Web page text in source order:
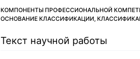
КОМПОНЕНТЫ ПРОФЕССИОНАЛЬНОЙ
ОСНОВАНИЕ КЛАССИФИКАЦИИ,
Текст научной работы